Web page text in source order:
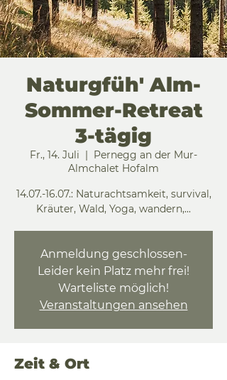
Naturgfüh' Alm-
Sommer-Retreat
3-tägig
Fr., 14. Juli
  |
Pernegg an der Mur-
Almchalet Hofalm
14.07.-16.07.: Naturachtsamkeit, survival,
Kräuter, Wald, Yoga, wandern,...
Anmeldung geschlossen-
Leider kein Platz mehr frei!
Warteliste möglich!
Veranstaltungen ansehen
Zeit & Ort